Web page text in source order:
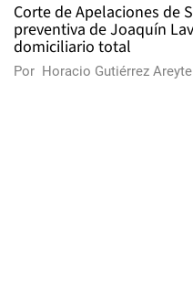
Corte de Apelaciones de
preventiva de Joaquín
domiciliario total
Por Horacio Gutiérrez Areyte